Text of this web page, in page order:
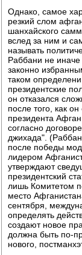
Однако, самое
резкий слом
шанхайского
вслед за ним и
называть
Раббани не
законно
таком
президентские
он отказался
после того, как
президента
согласно
джихада".
после победы
лидером
утверждают
президентский
лишь Комитетом
место
сентября,
определять
создают новое
должна быть по-
нового,